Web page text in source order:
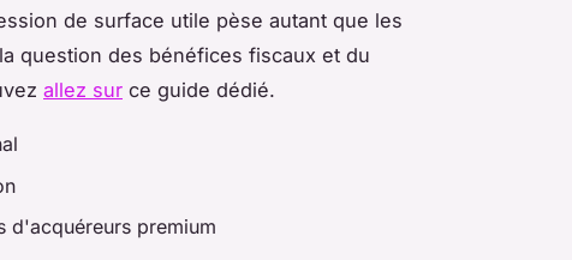
de surface utile pèse autant que les
question des bénéfices fiscaux et du
allez sur ce guide dédié.
d'acquéreurs premium